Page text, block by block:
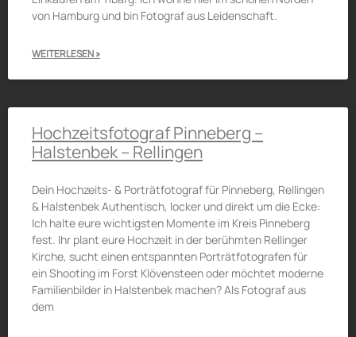
von Hamburg und bin Fotograf aus Leidenschaft.
WEITERLESEN »
Hochzeitsfotograf Pinneberg –
Halstenbek – Rellingen
Dein Hochzeits- & Porträtfotograf für Pinneberg, Rellingen
& Halstenbek Authentisch, locker und direkt um die Ecke:
Ich halte eure wichtigsten Momente im Kreis Pinneberg
fest. Ihr plant eure Hochzeit in der berühmten Rellinger
Kirche, sucht einen entspannten Porträtfotografen für
ein Shooting im Forst Klövensteen oder möchtet moderne
Familienbilder in Halstenbek machen? Als Fotograf aus
dem